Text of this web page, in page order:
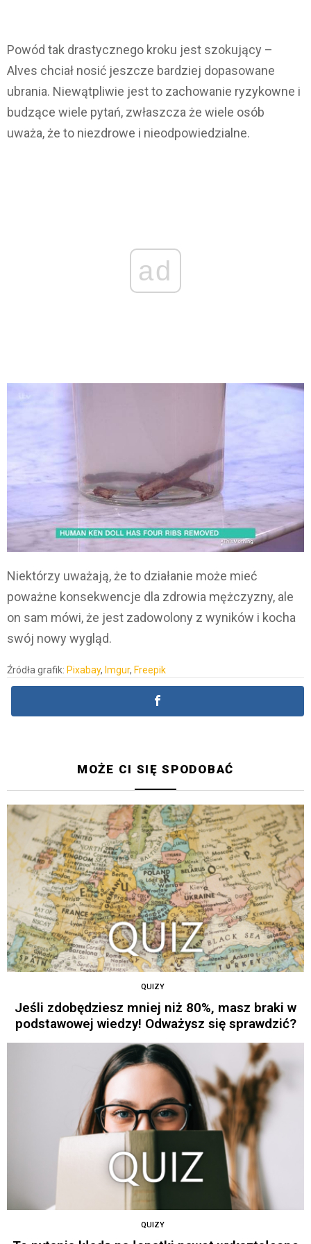
Powód tak drastycznego kroku jest szokujący –
Alves chciał nosić jeszcze bardziej dopasowane
ubrania. Niewątpliwie jest to zachowanie ryzykowne i
budzące wiele pytań, zwłaszcza że wiele osób
uważa, że to niezdrowe i nieodpowiedzialne.
ad
Niektórzy uważają, że to działanie może mieć
poważne konsekwencje dla zdrowia mężczyzny, ale
on sam mówi, że jest zadowolony z wyników i kocha
swój nowy wygląd.
Źródła grafik: Pixabay, Imgur, Freepik
MOŻE CI SIĘ SPODOBAĆ
QUIZY
Jeśli zdobędziesz mniej niż 80%, masz braki w
podstawowej wiedzy! Odważysz się sprawdzić?
QUIZY